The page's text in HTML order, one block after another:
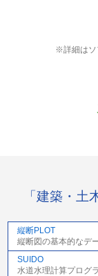
※詳細はソ
「建築・
縦断PLOT
縦断図の基本的なデ
SUIDO
水道水理計算プログ